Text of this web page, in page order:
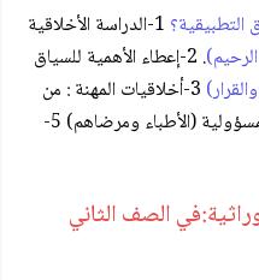
التطبيقية؟ 1-الدراسة الأخلاقية
. 2-إعطاء الأهمية للسياق
3-أخلاقيات المهنة : من
خلال ميثاق شرف المهنة. 4-تحديد المسؤولية (الأطباء ومرضاهم) 5-
الصف الثاني